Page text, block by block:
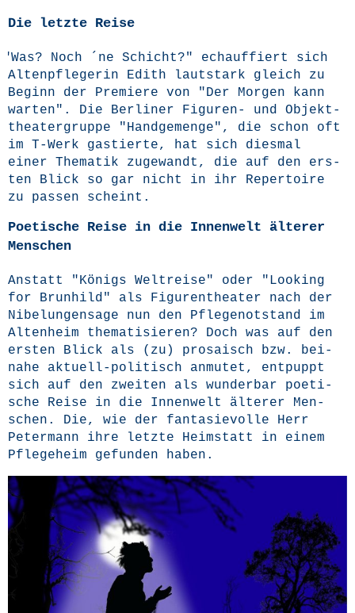
Die letzte Reise
"Was? Noch ´ne Schicht?" echauf­fiert sich
Alten­pfle­ge­rin Edith laut­stark gleich zu
Beginn der Pre­mie­re von "Der Mor­gen kann
war­ten". Die Ber­li­ner Figu­ren- und Objekt­
thea­ter­grup­pe "Hand­ge­men­ge", die schon oft
im T‑Werk gas­tier­te, hat sich dies­mal
einer The­ma­tik zuge­wandt, die auf den ers­
ten Blick so gar nicht in ihr Reper­toire
zu pas­sen scheint.
Poetische Reise in die Innenwelt älterer
Menschen
Anstatt "Königs Welt­rei­se" oder "Loo­king
for Brun­hild" als Figu­ren­thea­ter nach der
Nibe­lun­gen­sa­ge nun den Pfle­ge­not­stand im
Alten­heim the­ma­ti­sie­ren? Doch was auf den
ers­ten Blick als (zu) pro­sa­isch bzw. bei­
na­he aktu­ell-poli­tisch anmu­tet, ent­puppt
sich auf den zwei­ten als wun­der­bar poe­ti­
sche Rei­se in die Innen­welt älte­rer Men­
schen. Die, wie der fan­ta­sie­vol­le Herr
Peter­mann ihre letz­te Heim­statt in einem
Pfle­ge­heim gefun­den haben.